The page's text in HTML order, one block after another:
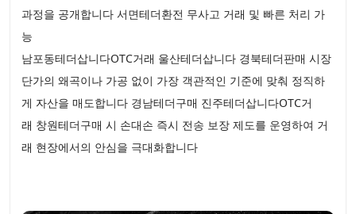
과정을 공개합니다 서면테더환전 무사고 거래 및 빠른 처리 가
능
남포동테더삽니다OTC거래 울산테더삽니다 경북테더판매 시장
단가의 왜곡이나 가공 없이 가장 객관적인 기준에 맞춰 정직하
게 자산을 매도합니다 경남테더구매 진주테더삽니다OTC거
래 창원테더구매 시 손대손 즉시 전송 보장 제도를 운영하여 거
래 현장에서의 안심을 극대화합니다